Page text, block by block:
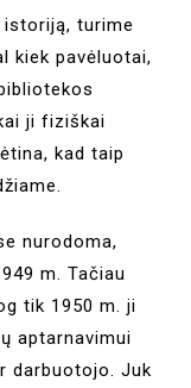
turime
kiek pavėluotai,
ji fiziškai
kad taip
nurodoma,
m. Tačiau
tik 1950 m. ji
aptarnavimui
darbuotojo. Juk